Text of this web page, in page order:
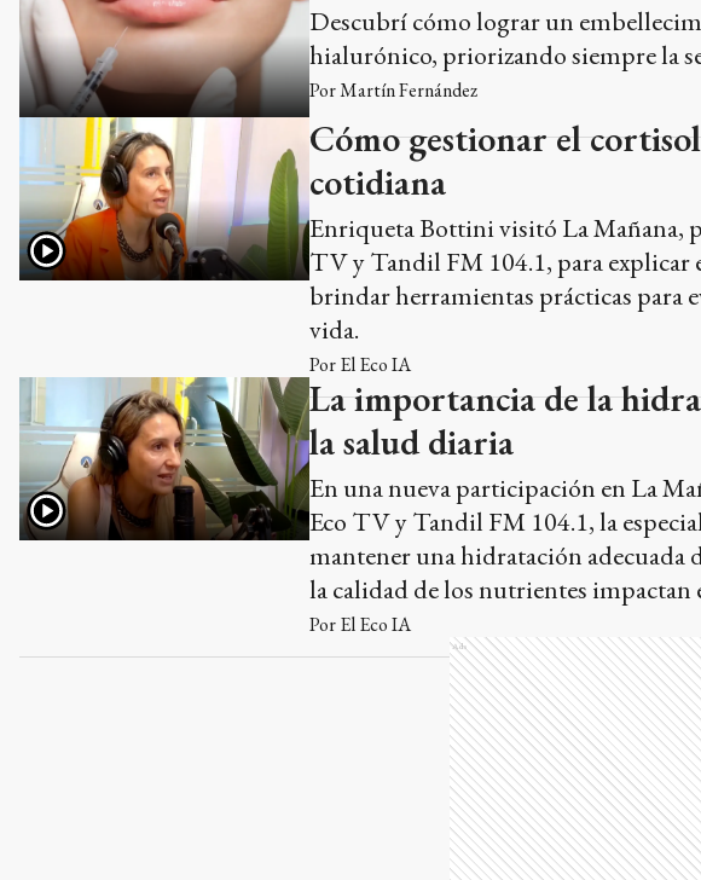
Descubrí cómo lograr un
hialurónico, priorizando siempre la
PorMartín Fernández
Cómo gestionar el
cotidiana
Enriqueta Bottini visitó La Mañana,
TV y Tandil FM 104.1, para
brindar herramientas prácticas para
vida.
PorEl Eco IA
La importancia de la
la salud diaria
En una nueva participación en La
Eco TV y Tandil FM 104.1, la
mantener una hidratación
la calidad de los nutrientes
PorEl Eco IA
Ads